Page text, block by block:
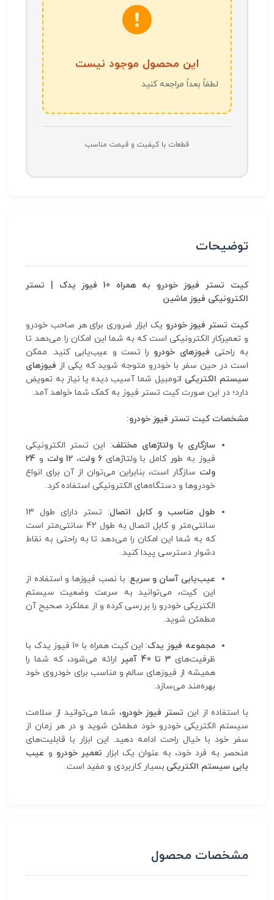
این محصول موجود نیست
لطفاً بعداً مراجعه کنید
قطعات با کیفیت و قیمت مناسب
توضیحات
کیت تستر فیوز خودرو به همراه 10 فیوز یدک | تستر
الکترونیکی فیوز ماشین
کیت تستر فیوز خودرو یک ابزار ضروری برای هر صاحب خودرو
و تعمیرکار الکترونیکی است که به شما این امکان را می‌دهد تا
به راحتی فیوزهای خودرو را تست و عیب‌یابی کنید. ممکن
است در حین سفر با خودرو متوجه شوید که یکی از فیوزهای
سیستم الکتریکی اتومبیل شما آسیب دیده یا نیاز به تعویض
دارد؛ در این صورت کیت تستر فیوز به کمک شما خواهد آمد.
مشخصات کیت تستر فیوز خودرو:
سازگاری با ولتاژهای مختلف: این تستر الکترونیکی
فیوز به طور کامل با ولتاژهای 6 ولت، 12 ولت و 24
ولت سازگار است، بنابراین می‌توان از آن برای انواع
خودروها و دستگاه‌های الکترونیکی استفاده کرد.
طول مناسب و کابل اتصال
: تستر دارای طول 13
سانتی‌متر و کابل اتصال به طول 42 سانتی‌متر است
که به شما این امکان را می‌دهد تا به راحتی به نقاط
دشوار دسترسی پیدا کنید.
عیب‌یابی آسان و سریع: با نصب فیوزها و استفاده از
این کیت، می‌توانید به سرعت وضعیت سیستم
الکتریکی خودرو را بررسی کرده و از عملکرد صحیح آن
مطمئن شوید.
مجموعه فیوز یدک
: این کیت همراه با 10 فیوز یدک با
ظرفیت‌های 3 تا 40 آمپر
ارائه می‌شود، که شما را
همیشه از فیوزهای سالم و مناسب برای خودروی خود
بهره‌مند می‌سازد.
با استفاده از این تستر فیوز خودرو، شما می‌توانید از سلامت
سیستم الکتریکی خودرو خود مطمئن شوید و در هر زمان از
سفر خود با خیال راحت ادامه دهید. این ابزار با قابلیت‌های
منحصر به فرد خود، به عنوان یک ابزار تعمیر خودرو و عیب
یابی سیستم الکتریکی بسیار کاربردی و مفید است.
مشخصات محصول